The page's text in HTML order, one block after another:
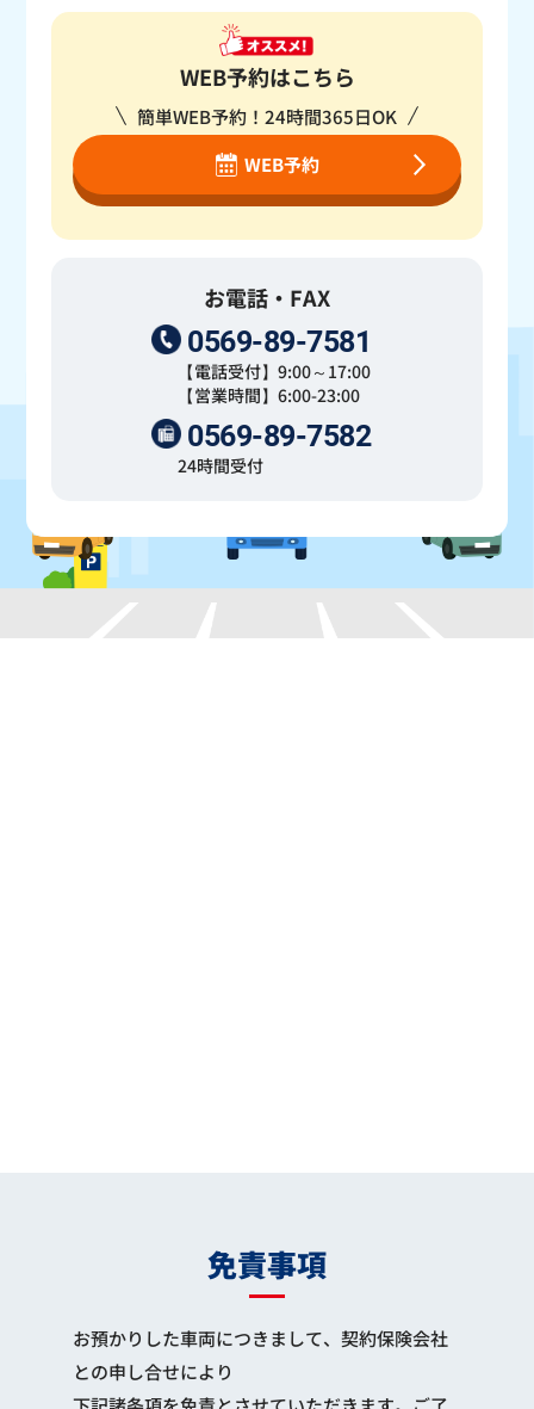
WEB予約はこちら
簡単WEB予約！24時間365日OK
WEB予約
お電話・FAX
0569-89-7581
【電話受付】9:00～17:00
【営業時間】6:00-23:00
0569-89-7582
24時間受付
免責事項
お預かりした車両につきまして、契約保険会社
との申し合せにより